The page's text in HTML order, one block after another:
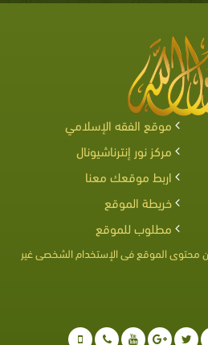
موقع الفقه الإسلامي
مركز نور إنترناشيونال
اربط موقعك معنا
خريطة الموقع
مطلوب للموقع
محتوى الموقع فى الإستخدام الشخصى غير